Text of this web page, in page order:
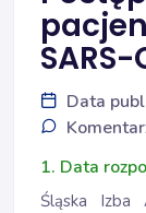
Data
1. Data
Śląska Izba